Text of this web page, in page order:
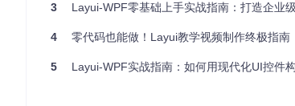
还原NuGet依赖并构建解决方案
3 Layui-WPF零基础上手实战指南：打造企业
4 零代码也能做！Layui教学视频制作终极指南
5 Layui-WPF实战指南：如何用现代化UI控件